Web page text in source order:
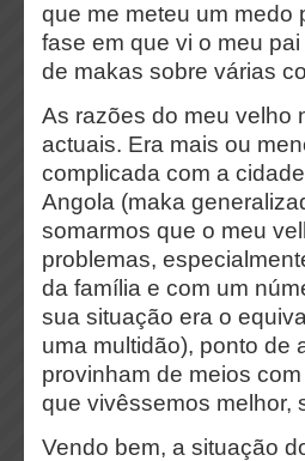
que me meteu um medo
fase em que vi o meu
de makas sobre várias
As razões do meu velho
actuais. Era mais ou
complicada com a
Angola (maka
somarmos que o meu
problemas,
da família e com um
sua situação era o
uma multidão), ponto de
provinham de meios
que vivêssemos melhor,
Vendo bem, a situação